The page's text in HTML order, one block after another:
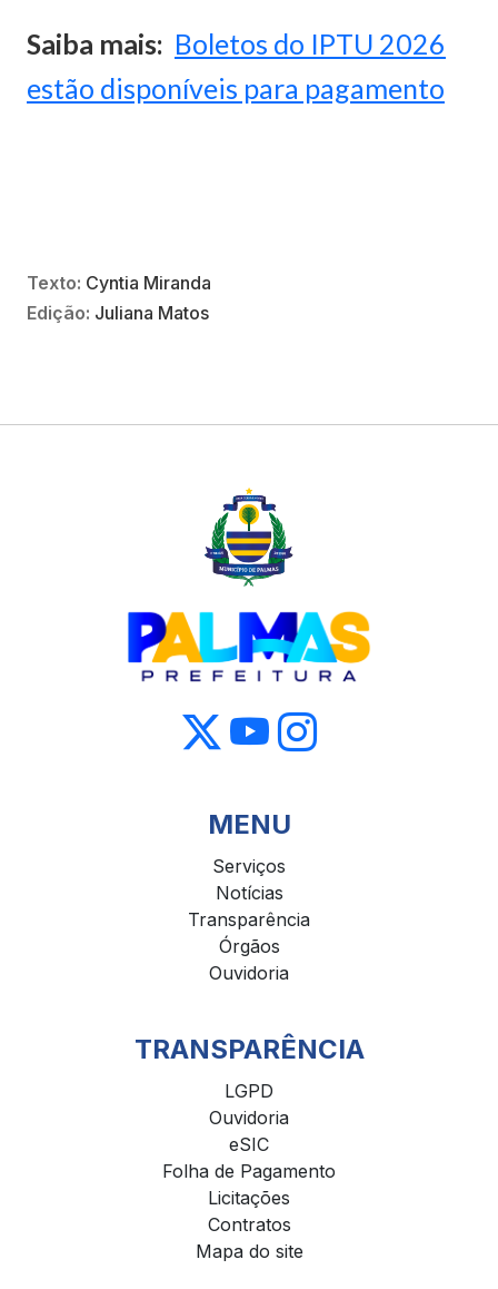
Saiba mais: Boletos do IPTU 2026
estão disponíveis para pagamento
Texto: Cyntia Miranda
Edição: Juliana Matos
MENU
Serviços
Notícias
Transparência
Órgãos
Ouvidoria
TRANSPARÊNCIA
LGPD
Ouvidoria
eSIC
Folha de Pagamento
Licitações
Contratos
Mapa do site